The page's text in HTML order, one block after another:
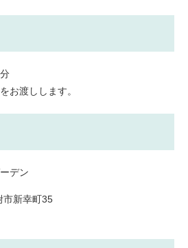
お渡しします。
デン
新幸町35